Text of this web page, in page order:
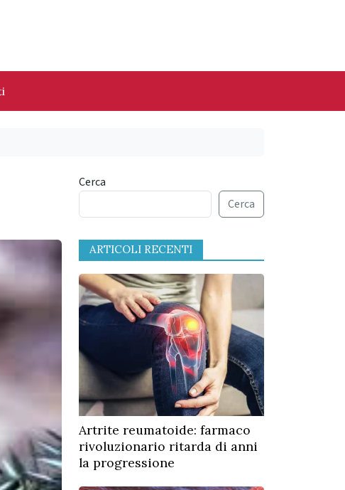
Cerca
Cerca
ARTICOLI RECENTI
Artrite reumatoide: farmaco
rivoluzionario ritarda di anni
la progressione